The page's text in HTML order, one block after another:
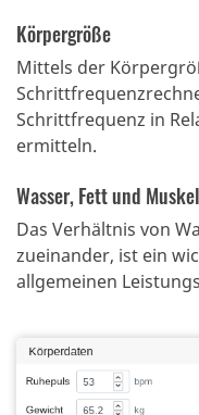
Körpergröße
Mittels der
Schrittfrequenz in
ermitteln.
Wasser, Fett und
Das Verhältnis von
zueinander, ist ein
allgemeinen